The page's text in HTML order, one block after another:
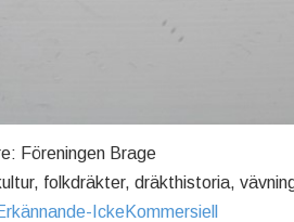
Föreningen Brage
folkdräkter, dräkthistoria,
IckeKommersiell